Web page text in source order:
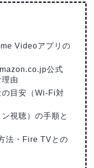
Videoアプリの
公式
由
目安（Wi-Fi対
視聴）の手順と
法・Fire TVとの